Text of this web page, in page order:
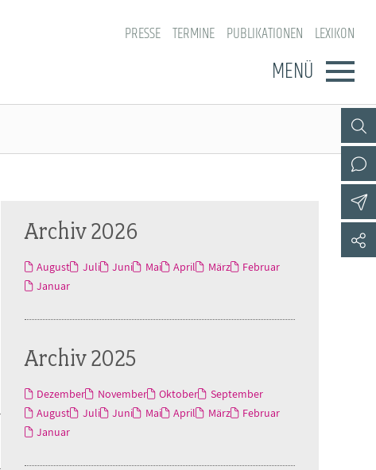
PRESSE TERMINE PUBLIKATIONEN LEXIKON
MENÜ
Archiv 2026
August Juli Juni Mai April März
Februar
Januar
Archiv 2025
Dezember November Oktober
September
August
Juli Juni Mai April März
Februar
Januar